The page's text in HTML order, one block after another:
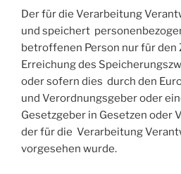
Der für die Verarbeitung
und speichert
betroffenen Person nur für den
Erreichung des
oder sofern dies durch den
und Verordnungsgeber oder
Gesetzgeber in Gesetzen oder
der für die Verarbeitung
vorgesehen wurde.